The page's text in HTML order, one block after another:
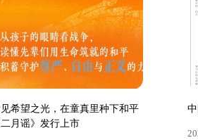
希望之光，在童真里种下和平
月谣》发行上市